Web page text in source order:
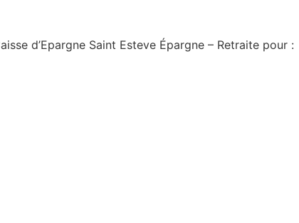
d’Epargne Saint Esteve Épargne – Retraite pour :